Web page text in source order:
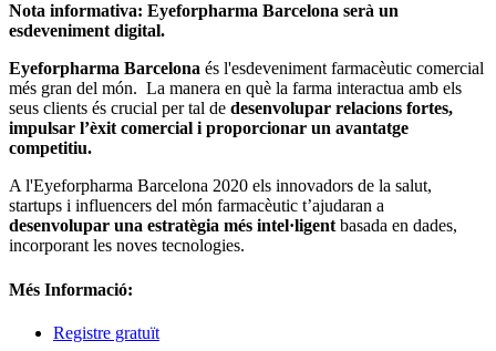
Nota informativa: Eyeforpharma Barcelona serà un
esdeveniment digital.
Eyeforpharma Barcelona és l'esdeveniment farmacèutic comercial
més gran del món. La manera en què la farma interactua amb els
seus clients és crucial per tal de desenvolupar relacions fortes,
impulsar l’èxit comercial i proporcionar un avantatge
competitiu.
A l'Eyeforpharma Barcelona 2020 els innovadors de la salut,
startups i influencers del món farmacèutic t’ajudaran a
desenvolupar una estratègia més intel·ligentbasada en dades,
incorporant les noves tecnologies.
Més Informació:
Registre gratuït